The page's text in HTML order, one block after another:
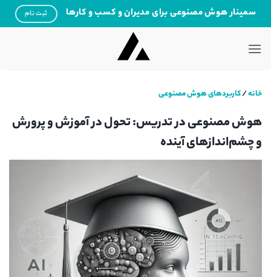
سمینار هوش مصنوعی برای مدیران و کسب و کارها ثبت نام
خانه/کاربردهای هوش مصنوعی
هوش مصنوعی در تدریس: تحول در آموزش و پرورش
و چشم‌اندازهای آینده